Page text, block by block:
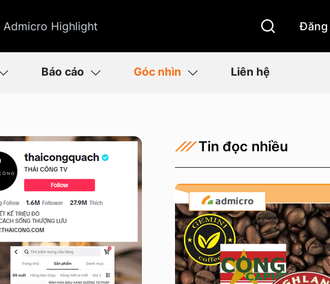
Admicro Highlight Đăng
Báo cáo Góc nhìn Liên hệ
Tin đọc nhiều